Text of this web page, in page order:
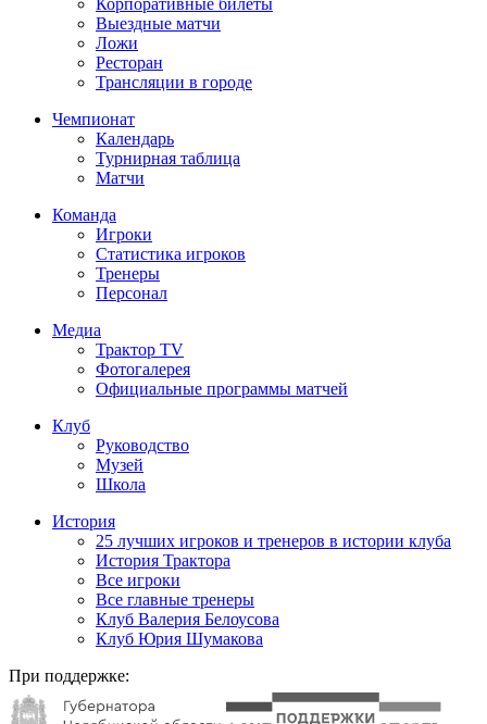
Выездные матчи
Ложи
Ресторан
Трансляции в городе
Чемпионат
Календарь
Турнирная таблица
Матчи
Команда
Игроки
Статистика игроков
Тренеры
Персонал
Медиа
Трактор TV
Фотогалерея
Официальные программы матчей
Клуб
Руководство
Музей
Школа
История
25 лучших игроков и тренеров в истории клуба
История Трактора
Все игроки
Все главные тренеры
Клуб Валерия Белоусова
Клуб Юрия Шумакова
При поддержке: